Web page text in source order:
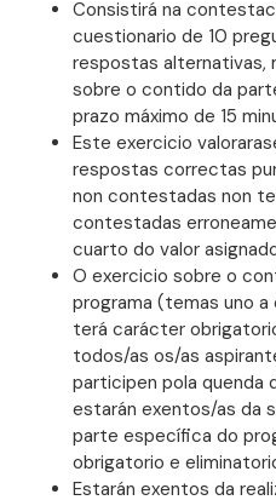
Consistirá na
cuestionario de 10
respostas alternativas,
sobre o contido da
prazo máximo de 15
Este exercicio
respostas correctas
non contestadas non
contestadas
cuarto do valor
O exercicio sobre o
programa (temas uno
terá carácter
todos/as os/as
participen pola quenda
estarán exentos/as da
parte específica do
obrigatorio e
Estarán exentos da